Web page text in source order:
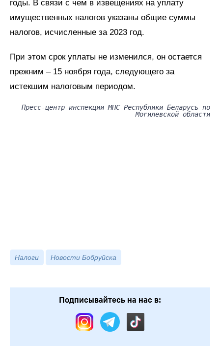
годы. В связи с чем в извещениях на уплату
имущественных налогов указаны общие суммы
налогов, исчисленные за 2023 год.
При этом срок уплаты не изменился, он остается
прежним – 15 ноября года, следующего за
истекшим налоговым периодом.
Пресс-центр инспекции МНС Республики Беларусь по
Могилевской области
Налоги Новости Бобруйска
Подписывайтесь на нас в: